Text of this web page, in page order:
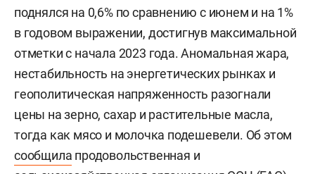
поднялся на 0,6% по сравнению с июнем и на 1%
в годовом выражении, достигнув максимальной
отметки с начала 2023 года. Аномальная жара,
нестабильность на энергетических рынках и
геополитическая напряженность разогнали
цены на зерно, сахар и растительные масла,
тогда как мясо и молочка подешевели. Об этом
сообщила продовольственная и